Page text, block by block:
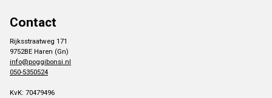
Contact
Rijksstraatweg 171
9752BE Haren (Gn)
info@poggibonsi.nl
050-5350524
KvK: 70479496